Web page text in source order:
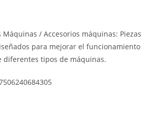
Máquinas / Accesorios máquinas: Piezas
para mejorar el funcionamiento
diferentes tipos de máquinas.